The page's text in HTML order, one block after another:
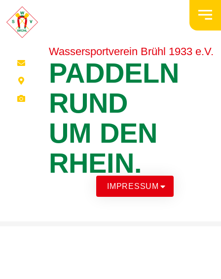
Wassersportverein Brühl 1933 e.V.
PADDELN
RUND
UM DEN
RHEIN.
IMPRESSUM